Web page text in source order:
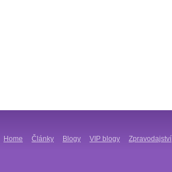
Home Články Blogy VIP blogy Zpravodajství